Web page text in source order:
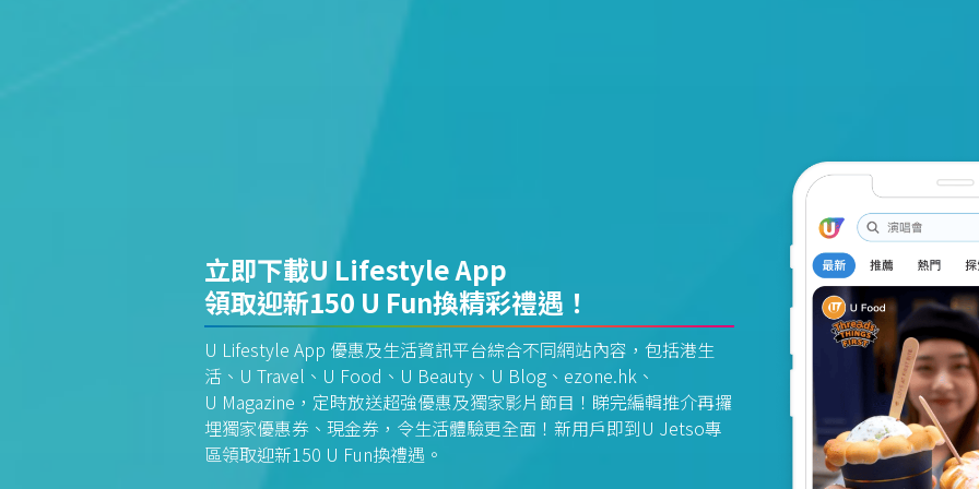
立即下載U Lifestyle App
領取迎新150 U Fun換精彩禮遇！
U Lifestyle App 優惠及生活資訊平台綜合不同網站內容，包括港生
活、U Travel、U Food、U Beauty、U Blog、ezone.hk、
U Magazine，定時放送超強優惠及獨家影片節目！睇完編輯推介再攞
埋獨家優惠券、現金券，令生活體驗更全面！新用戶即到U Jetso專
區領取迎新150 U Fun換禮遇。